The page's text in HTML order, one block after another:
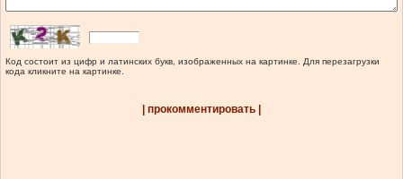
Код состоит из цифр и латинских букв, изображенных на картинке. Для перезагрузки
кода кликните на картинке.
| прокомментировать |